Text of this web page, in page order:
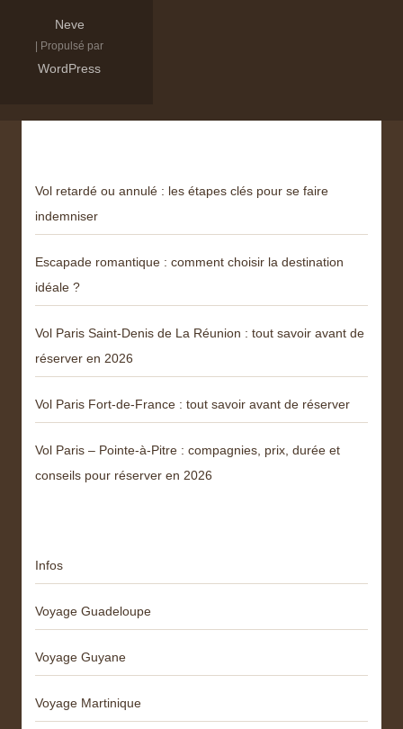
Neve
| Propulsé par
WordPress
Vol retardé ou annulé : les étapes clés pour se faire
indemniser
Escapade romantique : comment choisir la destination
idéale ?
Vol Paris Saint-Denis de La Réunion : tout savoir avant de
réserver en 2026
Vol Paris Fort-de-France : tout savoir avant de réserver
Vol Paris – Pointe-à-Pitre : compagnies, prix, durée et
conseils pour réserver en 2026
Infos
Voyage Guadeloupe
Voyage Guyane
Voyage Martinique